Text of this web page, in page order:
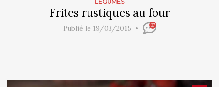
LÉGUMES
Frites rustiques au four
Publié le 19/03/2015 37